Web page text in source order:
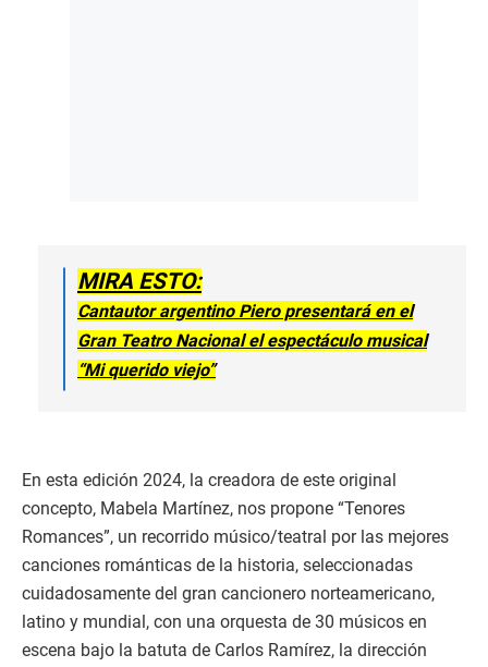
MIRA ESTO:
Cantautor argentino Piero presentará en el
Gran Teatro Nacional el espectáculo musical
“Mi querido viejo”
En esta edición 2024, la creadora de este original
concepto, Mabela Martínez, nos propone “Tenores
Romances”, un recorrido músico/teatral por las mejores
canciones románticas de la historia, seleccionadas
cuidadosamente del gran cancionero norteamericano,
latino y mundial, con una orquesta de 30 músicos en
escena bajo la batuta de Carlos Ramírez, la dirección